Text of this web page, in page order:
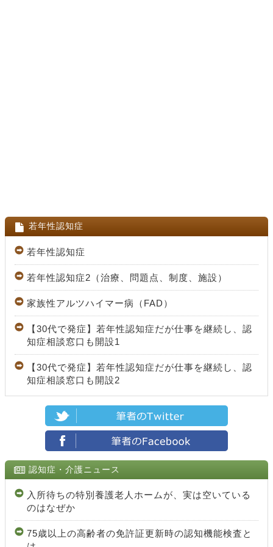
若年性認知症
若年性認知症
若年性認知症2（治療、問題点、制度、施設）
家族性アルツハイマー病（FAD）
【30代で発症】若年性認知症だが仕事を継続し、認
知症相談窓口も開設1
【30代で発症】若年性認知症だが仕事を継続し、認
知症相談窓口も開設2
認知症・介護ニュース
入所待ちの特別養護老人ホームが、実は空いている
のはなぜか
75歳以上の高齢者の免許証更新時の認知機能検査と